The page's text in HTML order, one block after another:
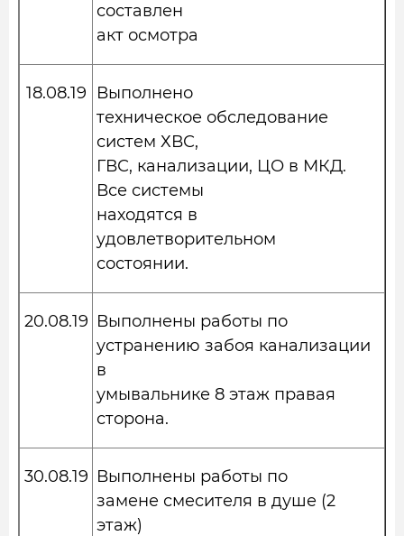
составлен
акт осмотра
18.08.19
Выполнено
техническое обследование
систем ХВС,
ГВС, канализации, ЦО в МКД.
Все системы
находятся в
удовлетворительном
состоянии.
20.08.19 Выполнены работы по
устранению забоя канализации
в
умывальнике 8 этаж правая
сторона.
30.08.19 Выполнены работы по
замене смесителя в душе (2
этаж)